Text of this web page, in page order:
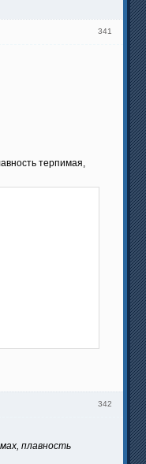
341
терпимая,
342
плавность